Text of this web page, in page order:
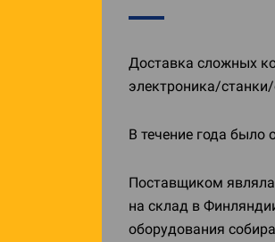
Доставка сложных
электроника/
В течение года было
Поставщиком
на склад в
оборудования